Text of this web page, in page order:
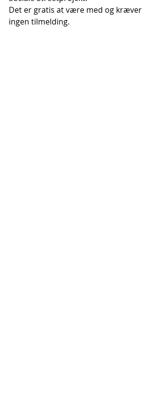
Det er gratis at være med og kræver
ingen tilmelding.